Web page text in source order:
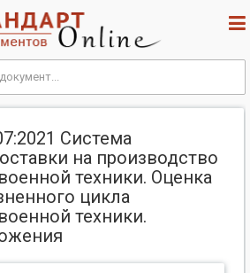
Система
на производство
техники. Оценка
цикла
техники.